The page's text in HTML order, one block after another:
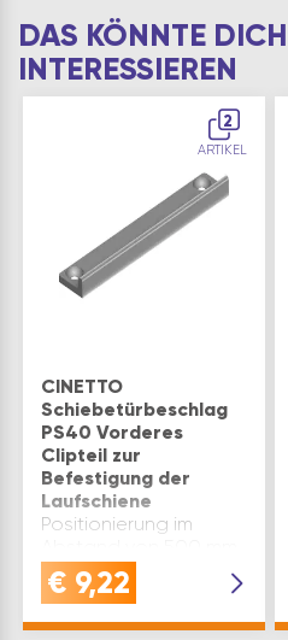
DAS KÖNNTE
INTERESSIEREN
2
ARTIKEL
CINETTO
Schiebetürbeschlag
PS40 Vorderes
Clipteil zur
Befestigung der
Laufschiene
Positionierung im
Befestigungsart:
Schrauben Material:
€ 9,22